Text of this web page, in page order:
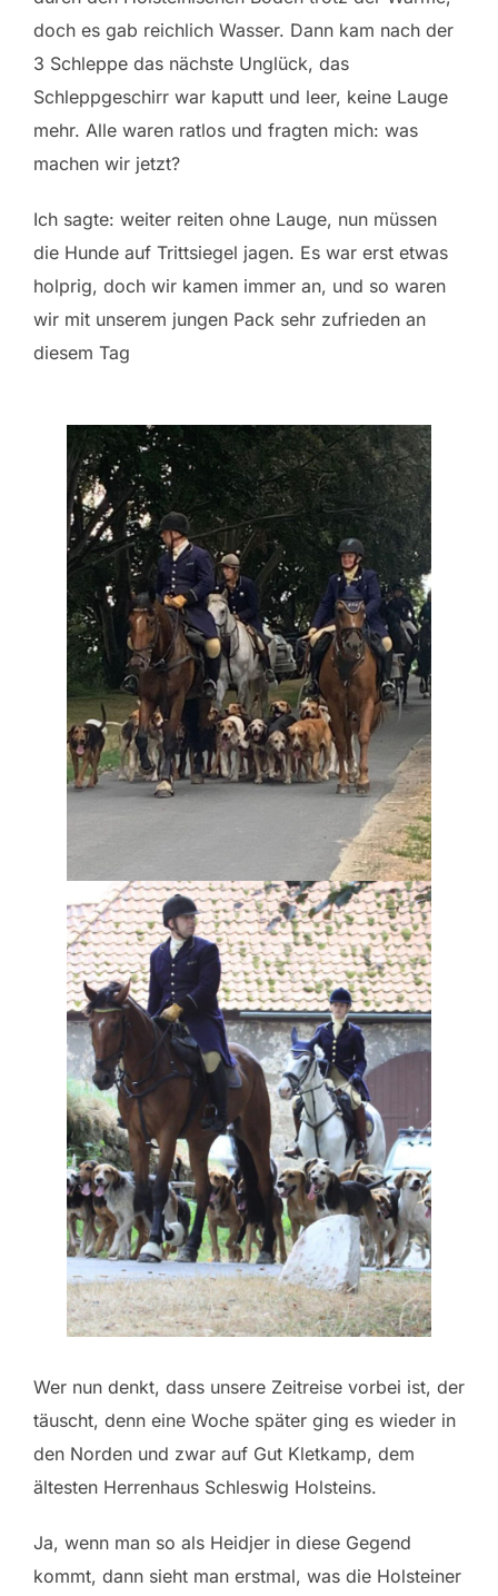
doch es gab reichlich Wasser. Dann kam nach der
3 Schleppe das nächste Unglück, das
Schleppgeschirr war kaputt und leer, keine Lauge
mehr. Alle waren ratlos und fragten mich: was
machen wir jetzt?
Ich sagte: weiter reiten ohne Lauge, nun müssen
die Hunde auf Trittsiegel jagen. Es war erst etwas
holprig, doch wir kamen immer an, und so waren
wir mit unserem jungen Pack sehr zufrieden an
diesem Tag
Wer nun denkt, dass unsere Zeitreise vorbei ist, der
täuscht, denn eine Woche später ging es wieder in
den Norden und zwar auf Gut Kletkamp, dem
ältesten Herrenhaus Schleswig Holsteins.
Ja, wenn man so als Heidjer in diese Gegend
kommt, dann sieht man erstmal, was die Holsteiner